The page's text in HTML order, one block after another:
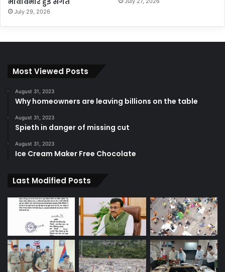
July 29, 2026
Most Viewed Posts
August 31, 2023
Why homeowners are leaving billions on the table
August 31, 2023
Spieth in danger of missing cut
August 31, 2023
Ice Cream Maker Free Chocolate
Last Modified Posts